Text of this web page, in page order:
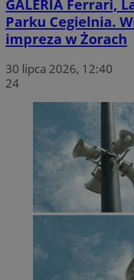
GALERIA Ferrari,
Parku Cegielnia.
impreza w Żorach
30 lipca 2026, 12:40
24